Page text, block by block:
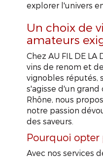
explorer l'univers
Un choix de
amateurs
Chez AU FIL DE
vins de renom et
vignobles réputés,
s'agisse d'un
Rhône, nous
notre passion
des saveurs.
Pourquoi opter
Avec nos services